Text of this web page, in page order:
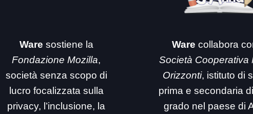
Ware sostiene la
Fondazione Mozilla,
società senza scopo di
lucro focalizzata sulla
privacy, l’inclusione, la
Ware collabora
Società Cooperativa
Orizzonti, istituto di
prima e secondaria
grado nel paese di